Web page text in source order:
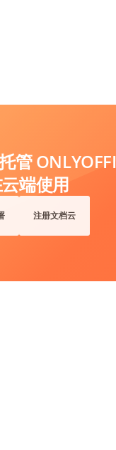
管
端使用
注册文档云